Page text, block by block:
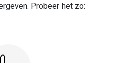
Probeer het zo: